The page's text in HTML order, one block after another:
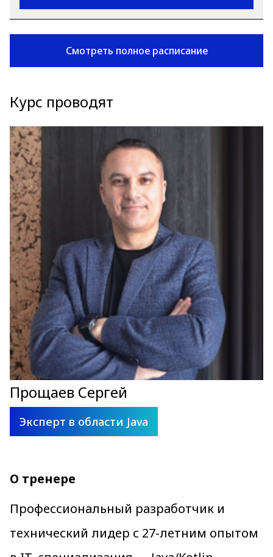
Смотреть полное расписание
Курс проводят
Прощаев Сергей
Эксперт в области Java
О тренере
Профессиональный разработчик и
технический лидер с 27-летним опытом